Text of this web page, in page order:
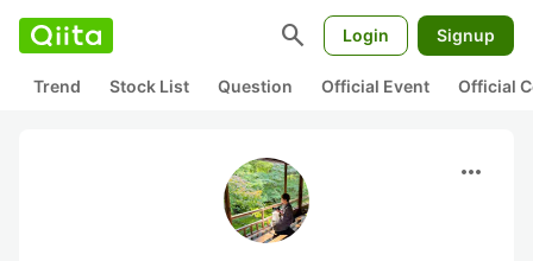
search Login Signup
Trend Stock List Question Official Event Official
more_horiz